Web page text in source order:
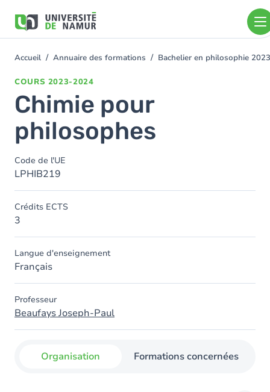
contenu
You
Accueil Annuaire des formations Bachelier en philosophie
COURS 2023-2024
Chimie pour
philosophes
Code de l'UE
LPHIB219
Crédits ECTS
3
Langue d'enseignement
Français
Professeur
Beaufays Joseph-Paul
Organisation Formations concernées